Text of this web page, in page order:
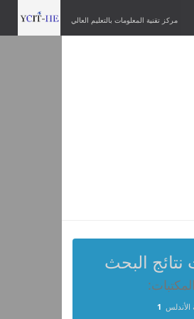
مركز تقنية المعلومات بالتعليم العالي
البحث
الأندلس 1